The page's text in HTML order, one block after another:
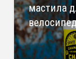
мастила